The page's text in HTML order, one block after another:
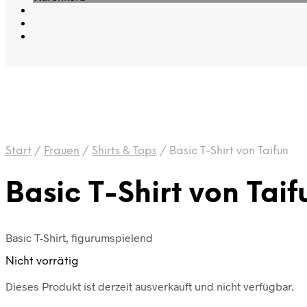
Start / Frauen / Shirts & Tops / Basic T-Shirt von Taifun
Basic T-Shirt von
Basic T-Shirt, figurumspielend
Nicht vorrätig
Dieses Produkt ist derzeit ausverkauft und nicht verfügbar.